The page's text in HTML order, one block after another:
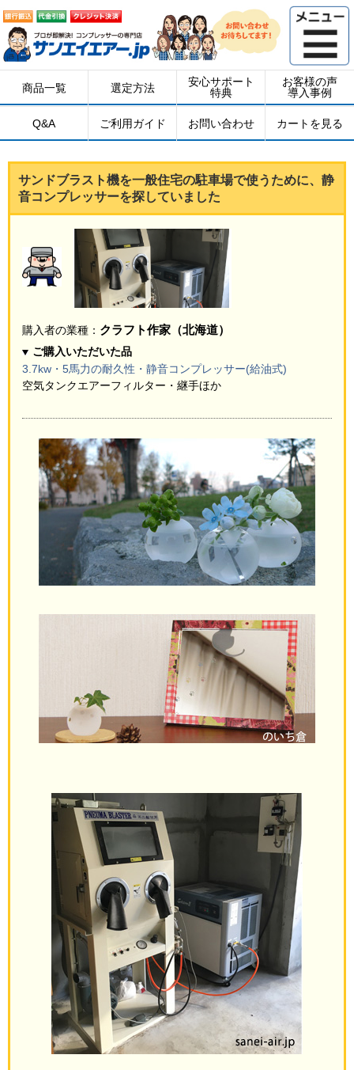
商品一覧 選定方法
安心サポート
特典
お客様の声
導入事例
Q&A ご利用ガイド お問い合わせ カートを見る
サンドブラスト機を一般住宅の駐車場で使うために、静
音コンプレッサーを探していました
購入者の業種： クラフト作家（北海道）
ご購入いただいた品
3.7kw・5馬力の耐久性・静音コンプレッサー(給油式)
空気タンクエアーフィルター・継手ほか